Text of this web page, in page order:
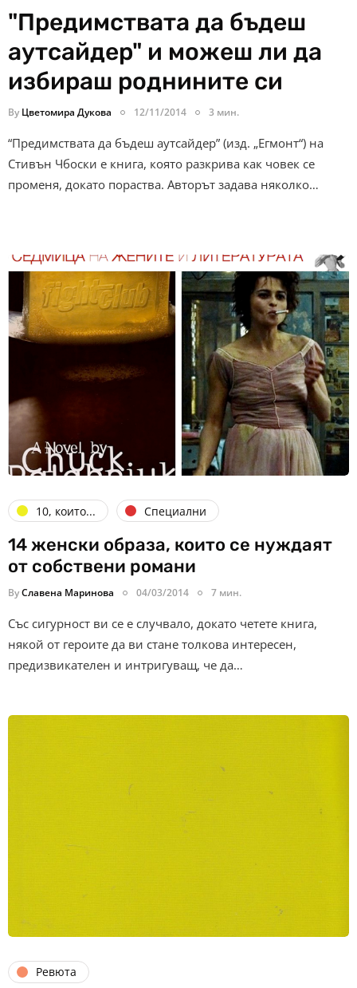
"Предимствата да бъдеш
аутсайдер" и можеш ли да
избираш роднините си
By Цветомира Дукова 12/11/2014 3 мин.
“Предимствата да бъдеш аутсайдер” (изд. „Егмонт“) на
Стивън Чбоски е книга, която разкрива как човек се
променя, докато пораства. Авторът задава няколко…
10, които... Специални
14 женски образа, които се нуждаят
от собствени романи
ByСлавена Маринова 04/03/2014 7 мин.
Със сигурност ви се е случвало, докато четете книга,
някой от героите да ви стане толкова интересен,
предизвикателен и интригуващ, че да…
Ревюта